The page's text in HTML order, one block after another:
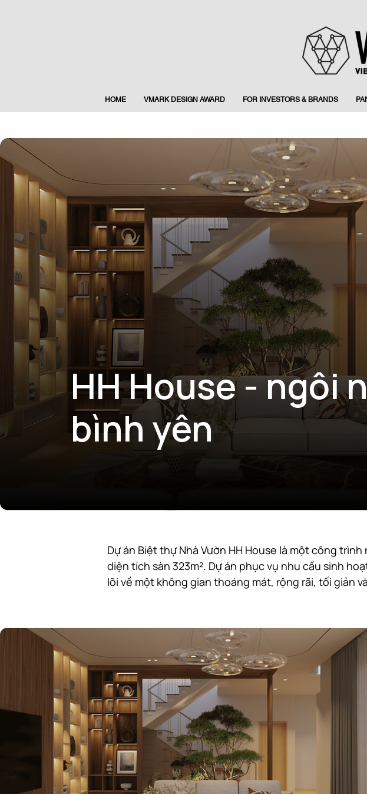
HOME VMARK DESIGN AWARD FOR INVESTORS & BRANDS
HH House - ngôi
bình yên
Dự án Biệt thự Nhà Vườn HH House là một công
diện tích sàn 323m². Dự án phục vụ nhu cầu sinh
lõi về một không gian thoáng mát, rộng rãi, tối giản